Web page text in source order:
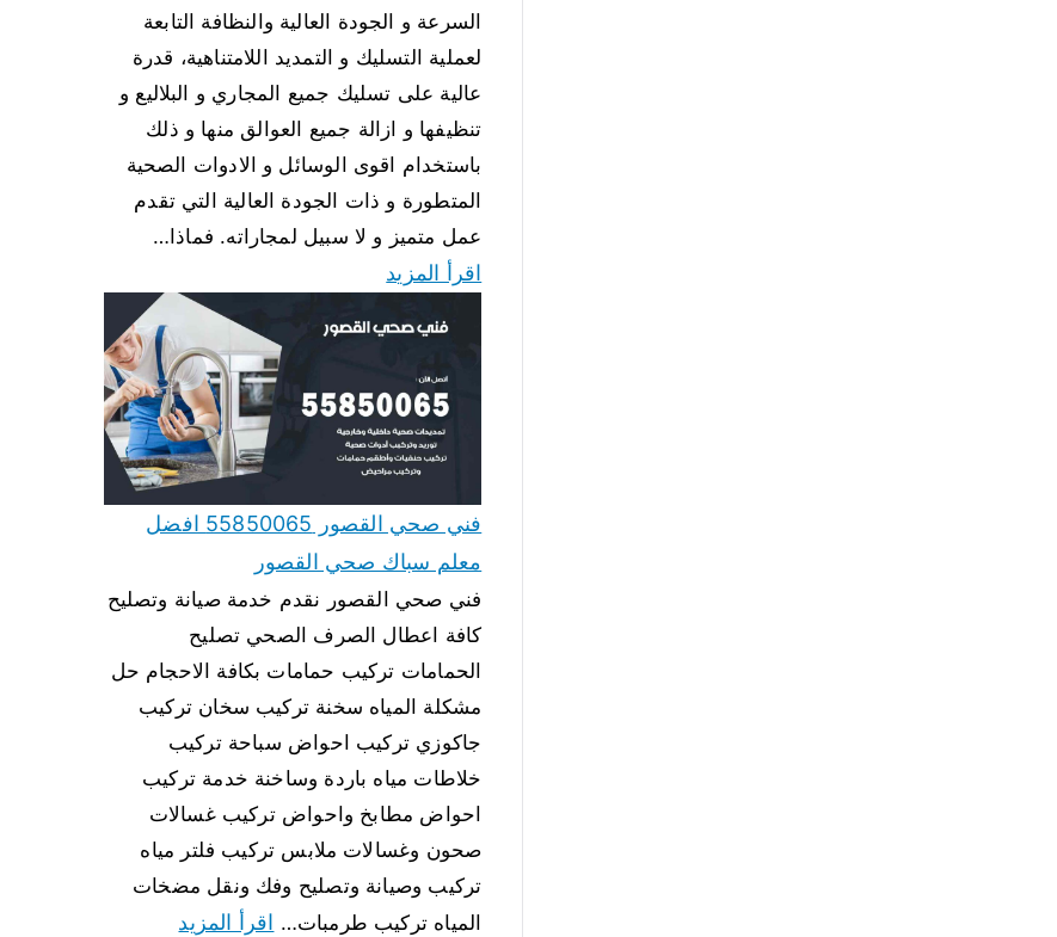
السرعة و الجودة العالية والنظافة التابعة
لعملية التسليك و التمديد اللامتناهية، قدرة
عالية على تسليك جميع المجاري و البلاليع و
تنظيفها و ازالة جميع العوالق منها و ذلك
باستخدام اقوى الوسائل و الادوات الصحية
المتطورة و ذات الجودة العالية التي تقدم
عمل متميز و لا سبيل لمجاراته. فماذا…
اقرأ المزيد
فني صحي القصور 55850065 افضل
معلم سباك صحي القصور
فني صحي القصور نقدم خدمة صيانة وتصليح
كافة اعطال الصرف الصحي تصليح
الحمامات تركيب حمامات بكافة الاحجام حل
مشكلة المياه سخنة تركيب سخان تركيب
جاكوزي تركيب احواض سباحة تركيب
خلاطات مياه باردة وساخنة خدمة تركيب
احواض مطابخ واحواض تركيب غسالات
صحون وغسالات ملابس تركيب فلتر مياه
تركيب وصيانة وتصليح وفك ونقل مضخات
المياه تركيب طرمبات… اقرأ المزيد